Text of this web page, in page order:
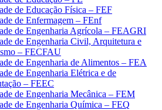
de Educação Física – FEF
de Enfermagem – FEnf
de Engenharia Agrícola – FEAGRI
de Engenharia Civil, Arquitetura e
– FECFAU
de Engenharia de Alimentos – FEA
de Engenharia Elétrica e de
– FEEC
de Engenharia Mecânica – FEM
de Engenharia Química – FEQ